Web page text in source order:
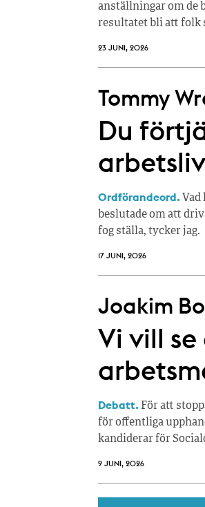
anställningar om de
resultatet bli att folk
23 JUNI, 2026
Tommy
Du
arbetsliv
Ordförandeord. Vad
beslutade om att
fog ställa, tycker jag.
17 JUNI, 2026
Joakim
Vi vill
Debatt. För att
för offentliga
kandiderar för
9 JUNI, 2026